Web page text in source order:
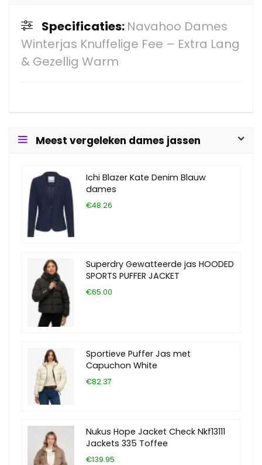
Specificaties: Navahoo Dames
Winterjas Knuffelige Fee – Extra Lang
& Gezellig Warm
Meest vergeleken dames jassen
Ichi Blazer Kate Denim Blauw
dames
€48.26
Superdry Gewatteerde jas HOODED
SPORTS PUFFER JACKET
€65.00
Sportieve Puffer Jas met
Capuchon White
€82.37
Nukus Hope Jacket Check Nkf13111
Jackets 335 Toffee
€139.95